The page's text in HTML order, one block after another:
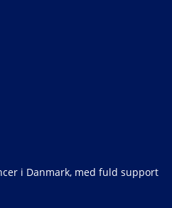
i Danmark, med fuld support